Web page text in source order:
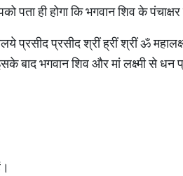
ही होगा कि भगवान शिव के पंचाक्षर
प्रसीद श्रीं ह्रीं श्रीं ॐ
भगवान शिव और मां लक्ष्मी से धन